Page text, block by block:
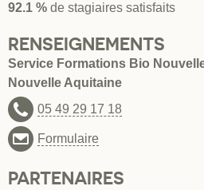
92.1 % de stagiaires satisfaits
RENSEIGNEMENTS
Service Formations Bio
Nouvelle Aquitaine
05 49 29 17 18
Formulaire
PARTENAIRES